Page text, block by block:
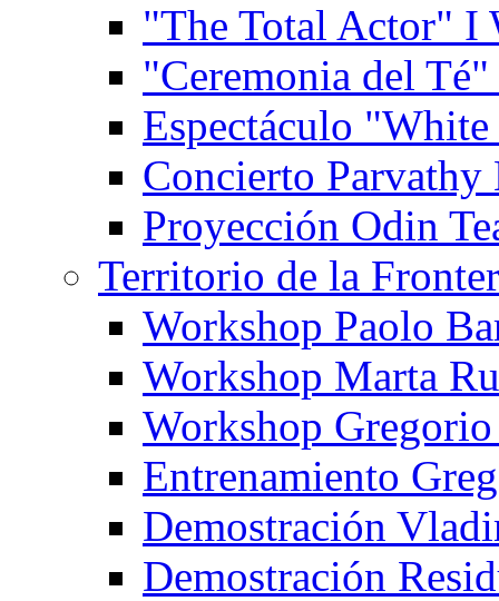
"The Total Actor" I
"Ceremonia del
Espectáculo
Concierto Parvathy
Proyección Odin
Territorio de la
Workshop Paolo
Workshop Marta
Workshop
Entrenamiento
Demostración
Demostración